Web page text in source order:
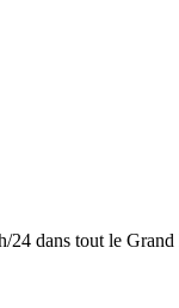
dans tout le